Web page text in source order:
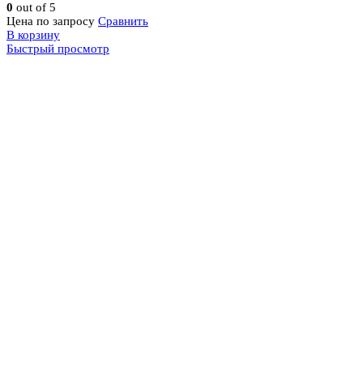
0 out of 5
Цена по запросу Сравнить
В корзину
Быстрый просмотр